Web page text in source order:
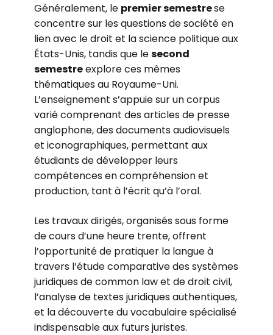
Généralement, le premier semestrese
concentre sur les questions de société en
lien avec le droit et la science politique aux
États-Unis, tandis que lesecond
semestreexplore ces mêmes
thématiques au Royaume-Uni.
L’enseignement s’appuie sur un corpus
varié comprenant des articles de presse
anglophone, des documents audiovisuels
et iconographiques, permettant aux
étudiants de développer leurs
compétences en compréhension et
production, tant à l’écrit qu’à l’oral.
Les travaux dirigés, organisés sous forme
de cours d’une heure trente, offrent
l’opportunité de pratiquer la langue à
travers l’étude comparative des systèmes
juridiques de common law et de droit civil,
l’analyse de textes juridiques authentiques,
et la découverte du vocabulaire spécialisé
indispensable aux futurs juristes.